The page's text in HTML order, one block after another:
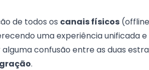
de todos os canais físicos
uma experiência unificada
confusão entre as duas
.